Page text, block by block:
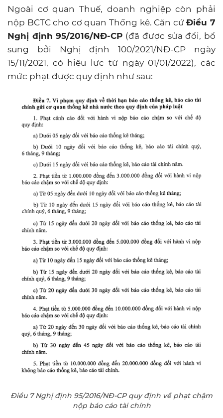
Ngoài cơ quan Thuế, doanh nghiệp còn phải
nộp BCTC cho cơ quan Thống kê. Căn cứĐiều 7
Nghị định 95/2016/NĐ-CP (đã được sửa đổi, bổ
sung bởi Nghị định 100/2021/NĐ-CP ngày
15/11/2021, có hiệu lực từ ngày 01/01/2022), các
mức phạt được quy định như sau:
Điều 7 Nghị định 95/2016/NĐ-CP quy định về phạt chậm
nộp báo cáo tài chính